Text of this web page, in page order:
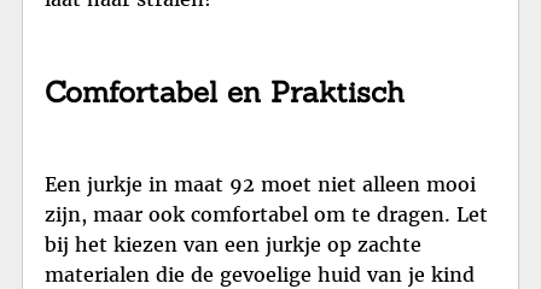
Comfortabel en Praktisch
Een jurkje in maat 92 moet niet alleen mooi
zijn, maar ook comfortabel om te dragen. Let
bij het kiezen van een jurkje op zachte
materialen die de gevoelige huid van je kind